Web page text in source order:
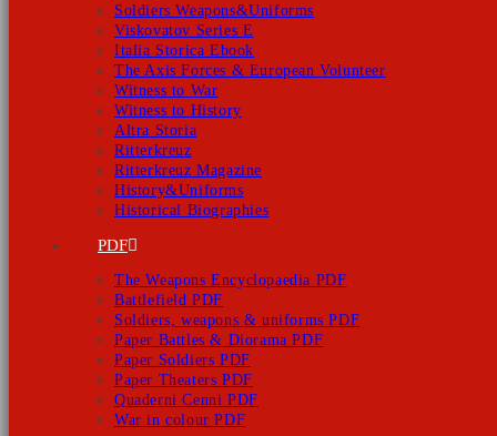
Soldiers Weapons&Uniforms
Viskovatov Series E
Italia Storica Ebook
The Axis Forces & European Volunteer
Witness to War
Witness to History
Altra Storia
Ritterkreuz
Ritterkreuz Magazine
History&Uniforms
Historical Biographies
PDF
The Weapons Encyclopaedia PDF
Battlefield PDF
Soldiers, weapons & uniforms PDF
Paper Battles & Diorama PDF
Paper Soldiers PDF
Paper Theaters PDF
Quaderni Cenni PDF
War in colour PDF